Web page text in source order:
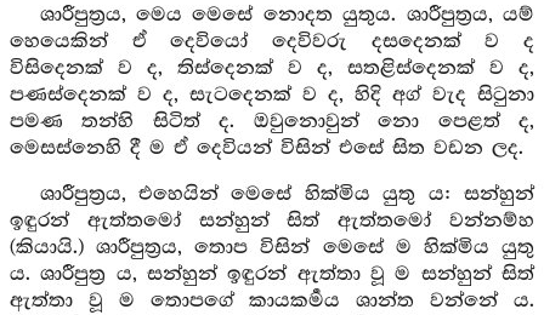
ශාරීපුත්‍රය, මෙය මෙසේ නොදත යුතුය. ශාරීපුත්‍රය, යම්
හෙයෙකින් ඒ දෙවියෝ දෙවිවරු දසදෙනක් ව ද
විසිදෙනක් ව ද, තිස්දෙනක් ව ද, සතළිස්දෙනක් ව ද,
පණස්දෙනක් ව ද, සැටදෙනක් ව ද, හිදි අග් වැද සිටුනා
පමණ තන්හි සිටිත් ද. ඔවුනොවුන් නො පෙළත් ද,
මෙසස්නෙහි දී ම ඒ දෙවියන් විසින් එසේ සිත වඩන ලද.
ශාරීපුත්‍රය, එහෙයින් මෙසේ හික්මිය යුතු ය: සන්හුන්
ඉඳුරන් ඇත්තමෝ සන්හුන් සිත් ඇත්තමෝ වන්නම්හ
(කියායි.) ශාරීපුත්‍රය, තොප විසින් මෙසේ ම හික්මිය යුතු
ය. ශාරීපුත්‍ර ය, සන්හුන් ඉඳුරන් ඇත්තා වූ ම සන්හුන් සිත්
ඇත්තා වූ ම තොපගේ කායකර්‍මය ශාන්ත වන්නේ ය.